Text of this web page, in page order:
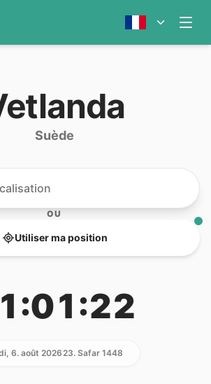
Suède
OU
Utiliser ma position
6. août 202623. Safar 1448